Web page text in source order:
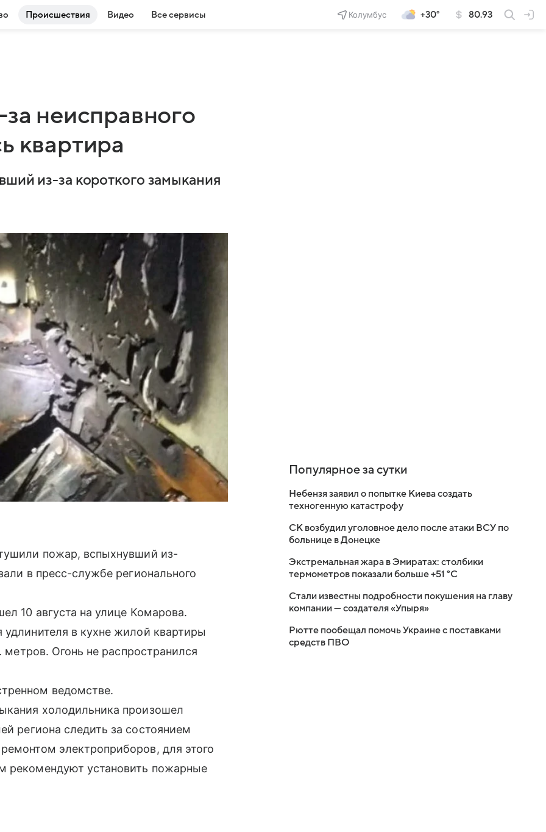
Происшествия Видео Все сервисы Колумбус +30° 80.93
неисправного
квартира
из-за короткого замыкания
пожар, вспыхнувший из-
в пресс-службе регионального
10 августа на улице Комарова.
в кухне жилой квартиры
метров. Огонь не распространился
ведомстве.
холодильника произошел
региона следить за состоянием
электроприборов, для этого
рекомендуют установить пожарные
Популярное за сутки
Небензя заявил о попытке Киева создать
техногенную катастрофу
СК возбудил уголовное дело после атаки ВСУ по
больнице в Донецке
Экстремальная жара в Эмиратах: столбики
термометров показали больше +51 °C
Стали известны подробности покушения на главу
компании — создателя «Упыря»
Рютте пообещал помочь Украине с поставками
средств ПВО